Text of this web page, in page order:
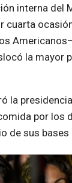
interna del
cuarta
la mayor
la
por los
de sus